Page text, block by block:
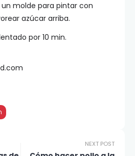
molde para pintar con
azúcar arriba.
por 10 min.
NEXT POST